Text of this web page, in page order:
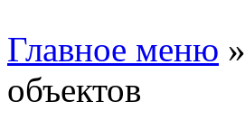
Главное меню »
объектов